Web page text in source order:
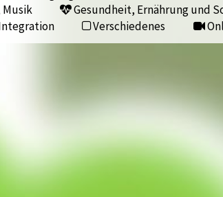
Gesundheit, Ernährung und
Verschiedenes